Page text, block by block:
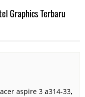
Graphics Terbaru
aspire 3 a314-33,